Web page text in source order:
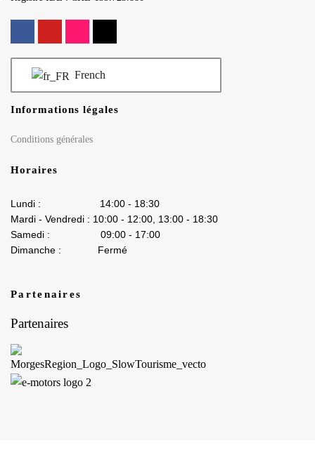
French
Informations légales
Conditions générales
Horaires
Lundi : 14:00 - 18:30
Mardi - Vendredi : 10:00 - 12:00, 13:00 - 18:30
Samedi : 09:00 - 17:00
Dimanche : Fermé
Partenaires
Partenaires